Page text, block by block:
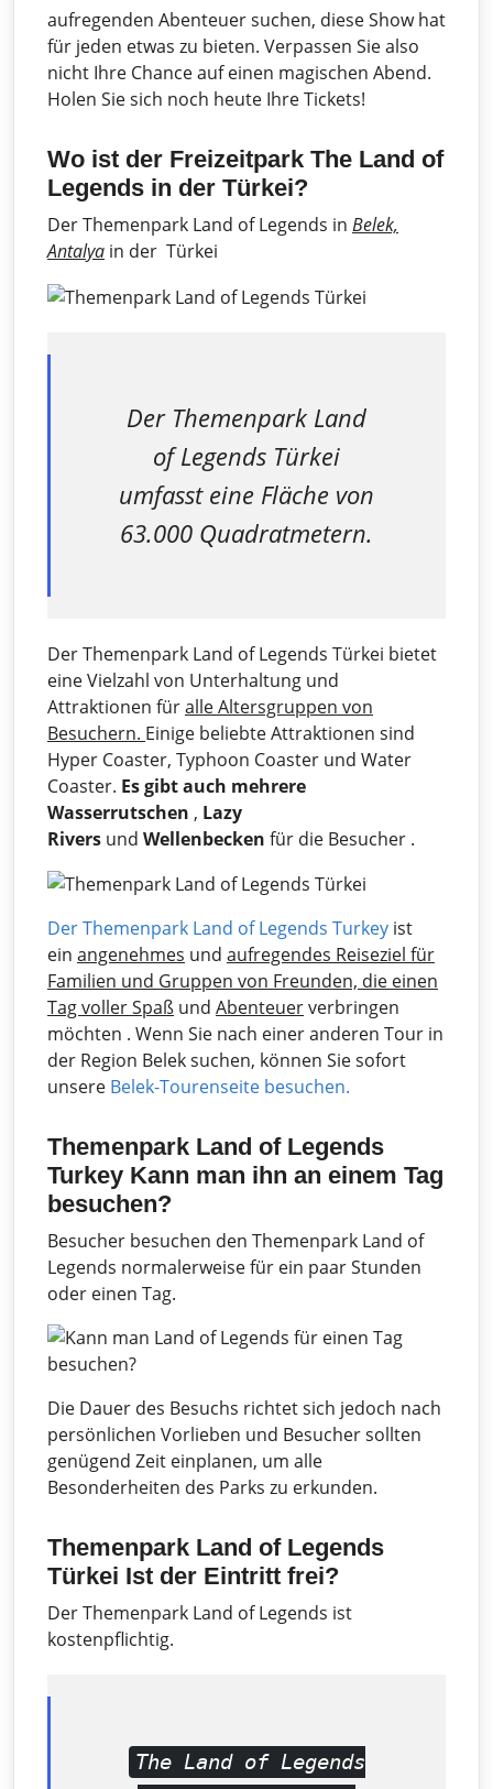
aufregenden Abenteuer suchen, diese Show hat
für jeden etwas zu bieten. Verpassen Sie also
nicht Ihre Chance auf einen magischen Abend.
Holen Sie sich noch heute Ihre Tickets!
Wo ist der Freizeitpark The Land of
Legends in der Türkei?
Der Themenpark Land of Legends in Belek,
Antalya in der Türkei
Der Themenpark Land
of Legends Türkei
umfasst eine Fläche von
63.000 Quadratmetern.
Der Themenpark Land of Legends Türkei bietet
eine Vielzahl von Unterhaltung und
Attraktionen füralle Altersgruppen von
Besuchern. Einige beliebte Attraktionen sind
Hyper Coaster, Typhoon Coaster und Water
Coaster. Es gibt auch mehrere
Wasserrutschen , Lazy
Rivers und Wellenbecken für die Besucher .
Der Themenpark Land of Legends Turkey ist
ein angenehmes und aufregendes Reiseziel für
Familien und Gruppen von Freunden, die einen
Tag vollerSpaß und Abenteuerverbringen
möchten . Wenn Sie nach einer anderen Tour in
der Region Belek suchen, können Sie sofort
unsere Belek-Tourenseite besuchen.
Themenpark Land of Legends
Turkey Kann man ihn an einem Tag
besuchen?
Besucher besuchen den Themenpark Land of
Legends normalerweise für ein paar Stunden
oder einen Tag.
Die Dauer des Besuchs richtet sich jedoch nach
persönlichen Vorlieben und Besucher sollten
genügend Zeit einplanen, um alle
Besonderheiten des Parks zu erkunden.
Themenpark Land of Legends
Türkei Ist der Eintritt frei?
Der Themenpark Land of Legends ist
kostenpflichtig.
The Land of Legends